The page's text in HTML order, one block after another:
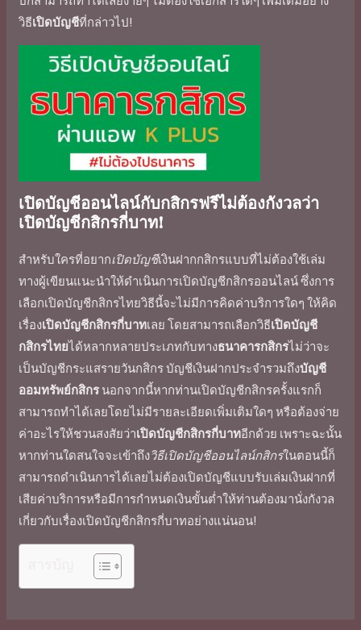
วิธีเปิดบัญชีที่กล่าวไป!
เปิดบัญชีออนไลน์กับกสิกรฟรีไม่ต้องกังวลว่า
เปิดบัญชีกสิกรกี่บาท!
สำหรับใครที่อยากเปิดบัญชีเงินฝากกสิกรแบบที่ไม่ต้องใช้เล่ม
ทางผู้เขียนแนะนำให้ดำเนินการเปิดบัญชีกสิกรออนไลน์ ซึ่งการ
เลือกเปิดบัญชีกสิกรไทยวิธีนี้จะไม่มีการคิดค่าบริการใดๆ ให้คิด
เรื่องเปิดบัญชีกสิกรกี่บาทเลย โดยสามารถเลือกวิธีเปิดบัญชี
กสิกรไทยได้หลากหลายประเภทกับทางธนาคารกสิกรไม่ว่าจะ
เป็นบัญชีกระแสรายวันกสิกรบัญชีเงินฝากประจำรวมถึงบัญชี
ออมทรัพย์กสิกรนอกจากนี้หากท่านเปิดบัญชีกสิกรครั้งแรกก็
สามารถทำได้เลยโดยไม่มีรายละเอียดเพิ่มเติมใดๆ หรือต้องจ่าย
ค่าอะไรให้ชวนสงสัยว่าเปิดบัญชีกสิกรกี่บาทอีกด้วย เพราะฉะนั้น
หากท่านใดสนใจจะเข้าถึงวิธีเปิดบัญชีออนไลน์กสิกรในตอนนี้ก็
สามารถดำเนินการได้เลยไม่ต้องเปิดบัญชีแบบรับเล่มเงินฝากที่
เสียค่าบริการหรือมีการกำหนดเงินขั้นต่ำให้ท่านต้องมานั่งกังวล
เกี่ยวกับเรื่องเปิดบัญชีกสิกรกี่บาทอย่างแน่นอน!